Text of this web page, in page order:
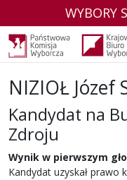
WYBORY
NIZIOŁ Józef
Kandydat na
Zdroju
w wyborach
Wynik w pierwszym
Kandydat uzyskał prawo